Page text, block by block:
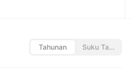
Tahunan Suku Tahunan